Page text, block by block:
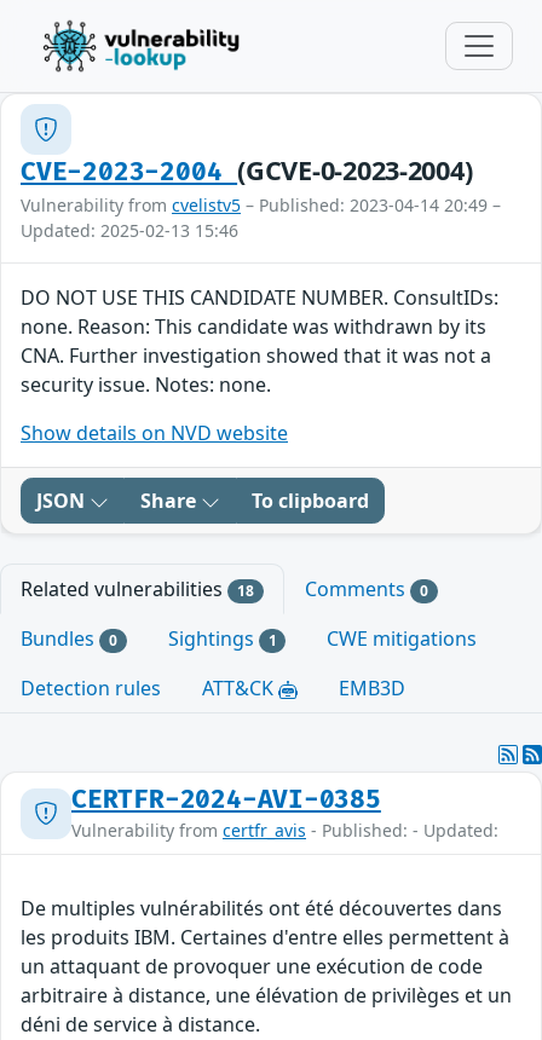
CVE-2023-2004(GCVE-0-2023-2004)
Vulnerability from cvelistv5 – Published: 2023-04-14 20:49 –
Updated: 2025-02-13 15:46
DO NOT USE THIS CANDIDATE NUMBER. ConsultIDs:
none. Reason: This candidate was withdrawn by its
CNA. Further investigation showed that it was not a
security issue. Notes: none.
Show details on NVD website
JSON Share To clipboard
Related vulnerabilities 18 Comments 0
Bundles 0 Sightings 1
CWE mitigations
Detection rules
ATT&CK EMB3D
CERTFR-2024-AVI-0385
Vulnerability from certfr_avis - Published: - Updated:
De multiples vulnérabilités ont été découvertes dans
les produits IBM. Certaines d'entre elles permettent à
un attaquant de provoquer une exécution de code
arbitraire à distance, une élévation de privilèges et un
déni de service à distance.